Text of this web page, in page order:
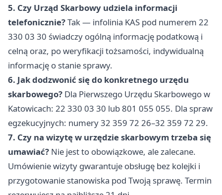
5. Czy Urząd Skarbowy udziela informacji
telefonicznie?Tak — infolinia KAS pod numerem 22
330 03 30 świadczy ogólną informację podatkową i
celną oraz, po weryfikacji tożsamości, indywidualną
informację o stanie sprawy.
6. Jak dodzwonić się do konkretnego urzędu
skarbowego? Dla Pierwszego Urzędu Skarbowego w
Katowicach: 22 330 03 30 lub 801 055 055. Dla spraw
egzekucyjnych: numery 32 359 72 26–32 359 72 29.
7. Czy na wizytę w urzędzie skarbowym trzeba się
umawiać? Nie jest to obowiązkowe, ale zalecane.
Umówienie wizyty gwarantuje obsługę bez kolejki i
przygotowanie stanowiska pod Twoją sprawę. Termin